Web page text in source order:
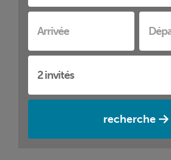
recherche